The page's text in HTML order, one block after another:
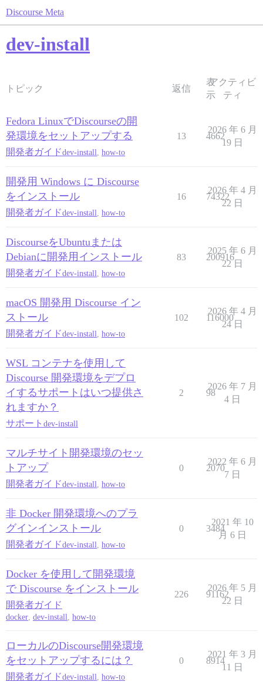
Discourse Meta
dev-install
トピック 返信
表
示
アクティビ
ティ
Fedora LinuxでDiscourseの開
発環境をセットアップする
開発者ガイドdev-install how-to
13 4662
2026 年 6 月
19 日
開発用 Windows に Discourse
をインストール
開発者ガイドdev-install how-to
16 74322
2026 年 4 月
22 日
DiscourseをUbuntuまたは
Debianに開発用インストール
開発者ガイドdev-install how-to
83 200916
2025 年 6 月
22 日
macOS 開発用 Discourse イン
ストール
開発者ガイドdev-install how-to
102 116000
2026 年 4 月
24 日
WSL コンテナを使用して
Discourse 開発環境をデプロ
イするサポートはいつ提供さ
れますか？
サポート dev-install
2 98
2026 年 7 月
4 日
マルチサイト開発環境のセッ
トアップ
開発者ガイドdev-install how-to
0 2070
2022 年 6 月
7 日
非 Docker 開発環境へのプラ
グインインストール
開発者ガイドdev-install how-to
0 3484
2021 年 10
月 6 日
Docker を使用して開発環境
で Discourse をインストール
開発者ガイド
docker, dev-install, how-to
226 91162
2026 年 5 月
22 日
ローカルのDiscourse開発環境
をセットアップするには？
開発者ガイドdev-install how-to
0 8914
2021 年 3 月
11 日